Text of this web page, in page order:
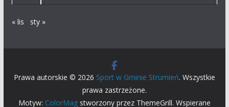
« lis sty »
Prawa autorskie © 2026 Sport w Gminie Strumień. Wszystkie
prawa zastrzeżone.
Motyw: ColorMagstworzony przez ThemeGrill. Wspierane